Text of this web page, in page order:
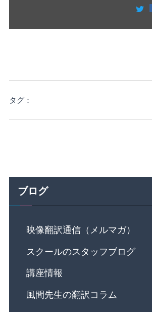
タグ：
ブログ
映像翻訳通信（メルマガ）
スクールのスタッフブログ
講座情報
風間先生の翻訳コラム